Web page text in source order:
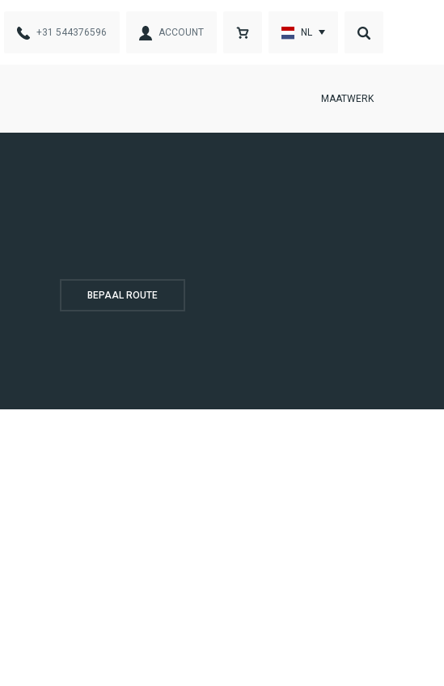
+31 544376596 ACCOUNT NL
MAATWERK
BEPAAL ROUTE